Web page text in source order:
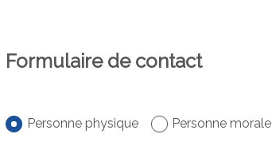
Formulaire de contact
Personne physique Personne morale